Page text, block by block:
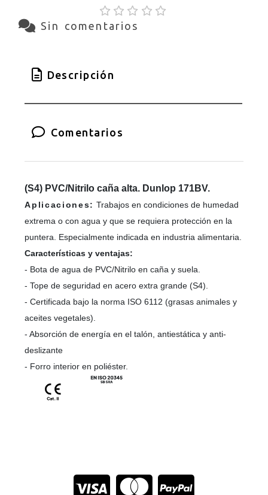
Sin comentarios
Descripción
Comentarios
(S4) PVC/Nitrilo caña alta. Dunlop 171BV.
Aplicaciones: Trabajos en condiciones de humedad
extrema o con agua y que se requiera protección en la
puntera. Especialmente indicada en industria alimentaria.
Características y ventajas:
- Bota de agua de PVC/Nitrilo en caña y suela.
- Tope de seguridad en acero extra grande (S4).
- Certificada bajo la norma ISO 6112 (grasas animales y
aceites vegetales).
- Absorción de energía en el talón, antiestática y anti-
deslizante
- Forro interior en poliéster.